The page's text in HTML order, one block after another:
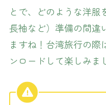
とで、どのような洋服
長袖など）準備の間違
ますね！台湾旅行の際
ンロードして楽しみま